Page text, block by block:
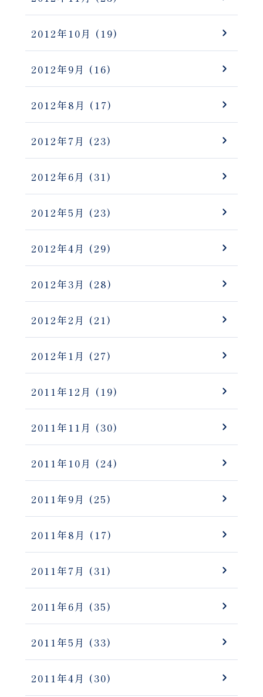
2012年10月 (19)
2012年9月 (16)
2012年8月 (17)
2012年7月 (23)
2012年6月 (31)
2012年5月 (23)
2012年4月 (29)
2012年3月 (28)
2012年2月 (21)
2012年1月 (27)
2011年12月 (19)
2011年11月 (30)
2011年10月 (24)
2011年9月 (25)
2011年8月 (17)
2011年7月 (31)
2011年6月 (35)
2011年5月 (33)
2011年4月 (30)